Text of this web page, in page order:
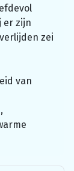
er zijn
zei
van